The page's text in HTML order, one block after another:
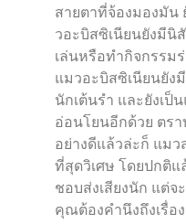
สายตาที่จ้องมองมัน
วอะบิสซิเนียนยังมีนิ
เล่นหรือทำกิจกรรม
แมวอะบิสซิเนียนยัง
นักเต้นรำ และยังเป็
อ่อนโยนอีกด้วย ตร
อย่างดีแล้วล่ะก็ แมว
ที่สุดวิเศษ โดยปกติ
ชอบส่งเสียงนัก แต่
คุณต้องคำนึงถึงเรื่อ